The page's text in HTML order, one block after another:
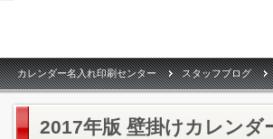
カレンダー名入れ印刷センター スタッフブログ
2017年版 壁掛けカレンダ